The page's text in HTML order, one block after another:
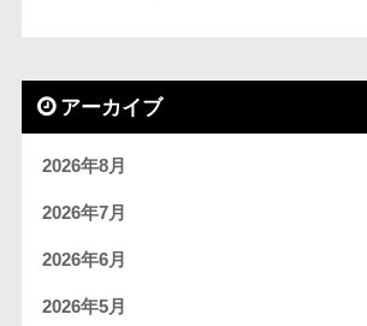
アーカイブ
2026年8月
2026年7月
2026年6月
2026年5月